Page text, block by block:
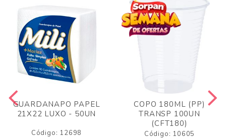
GUARDANAPO PAPEL
21X22 LUXO - 50UN
Código: 12698
COPO 180ML (PP)
TRANSP 100UN
(CFT180)
Código: 10605